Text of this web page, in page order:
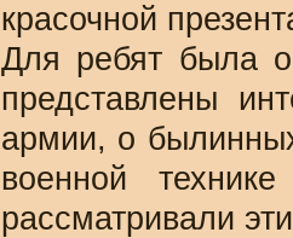
красочной
Для ребят была
представлены
армии, о
военной
рассматривали